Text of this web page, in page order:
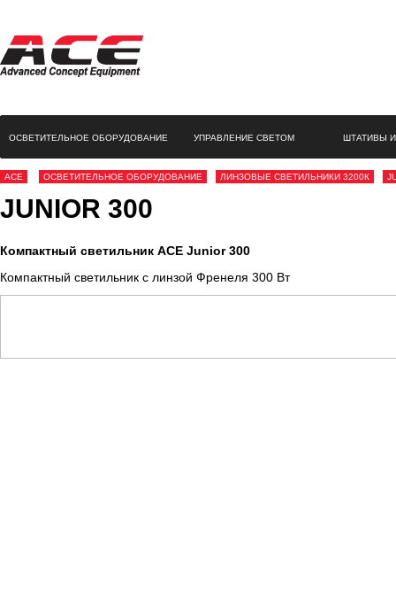
ОСВЕТИТЕЛЬНОЕ ОБОРУДОВАНИЕ УПРАВЛЕНИЕ СВЕТОМ ШТАТИВЫ И
ACE ОСВЕТИТЕЛЬНОЕ ОБОРУДОВАНИЕ ЛИНЗОВЫЕ СВЕТИЛЬНИКИ 3200К
JUNIOR 300
Компактный светильник ACE Junior 300
Компактный светильник с линзой Френеля 300 Вт